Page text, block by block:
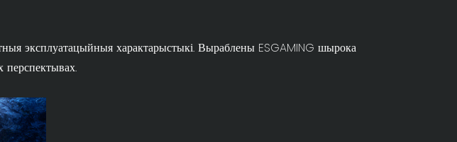
эксплуатацыйныя характарыстыкі. Выраблены ESGAMING шырока